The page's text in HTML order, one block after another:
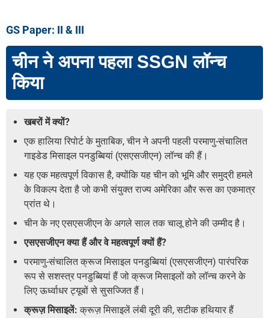
GS Paper: II & III
चीन ने अपना पहला SSGN लॉन्च
किया
खबरों में क्यों?
एक हालिया रिपोर्ट के मुताबिक, चीन ने अपनी पहली परमाणु-संचालित
गाइडेड मिसाइल पनडुब्बियां (एसएसजीएन) लॉन्च की हैं।
यह एक महत्वपूर्ण विकास है, क्योंकि यह चीन को भूमि और समुद्री हमले
के विकल्प देता है जो कभी संयुक्त राज्य अमेरिका और रूस का एकमात्र
प्रांत थे।
चीन के नए एसएसजीएन के अगले साल तक चालू होने की उम्मीद है।
एसएसजीएन क्या हैं और वे महत्वपूर्ण क्यों हैं?
परमाणु-संचालित क्रूज मिसाइल पनडुब्बियां (एसएसजीएन) पारंपरिक
रूप से सशस्त्र पनडुब्बियां हैं जो क्रूज मिसाइलों को लॉन्च करने के
लिए ऊर्ध्वाधर ट्यूबों से सुसज्जित हैं।
क्रूज़ मिसाइलें: क्रूज़ मिसाइलें लंबी दूरी की, सटीक हथियार हैं